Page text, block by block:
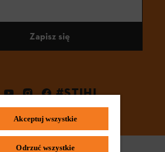
Zapisz się
#STIHL
Akceptuj wszystkie
Odrzuć wszystkie